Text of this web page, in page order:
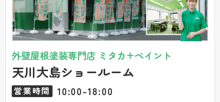
外壁屋根塗装専門店 ミタカ+ペイント
天川大島ショールーム
営業時間 10:00-18:00